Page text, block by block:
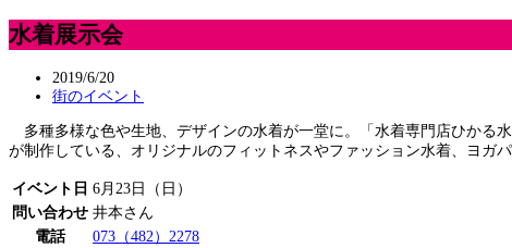
水着展示会
2019/6/20
街のイベント
多種多様な色や生地、デザインの水着が一堂に。「水着専門店ひかる
が制作している、オリジナルのフィットネスやファッション水着、ヨガ
イベント日 6月23日（日）
問い合わせ 井本さん
電話
073（482）2278